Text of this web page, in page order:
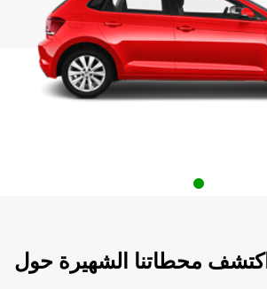
اكتشف محطاتنا الشهيرة حول